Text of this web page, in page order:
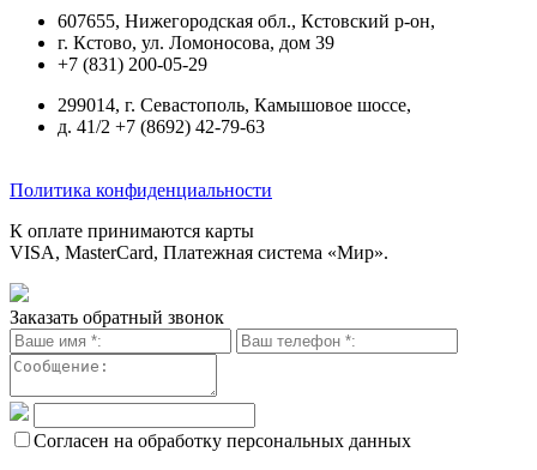
607655, Нижегородская обл., Кстовский р-он,
г. Кстово, ул. Ломоносова, дом 39
+7 (831) 200-05-29
299014, г. Севастополь, Камышовое шоссе,
д. 41/2 +7 (8692) 42-79-63
Политика конфиденциальности
К оплате принимаются карты
VISA, MasterCard, Платежная система «Мир».
Заказать обратный звонок
Согласен на обработку персональных данных